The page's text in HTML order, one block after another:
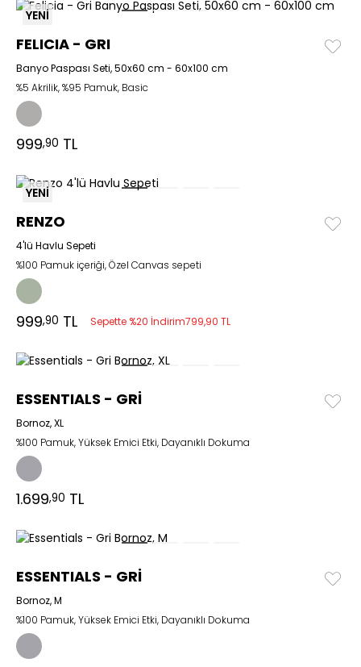
YENİ
FELICIA - GRI
Banyo Paspası Seti, 50x60 cm - 60x100 cm
%5 Akrilik, %95 Pamuk, Basic
999,90 TL
YENİ
RENZO
4'lü Havlu Sepeti
%100 Pamuk içeriği, Özel Canvas sepeti
999,90 TL Sepette %20 İndirim799,90 TL
ESSENTIALS - GRİ
Bornoz, XL
%100 Pamuk, Yüksek Emici Etki, Dayanıklı Dokuma
1.699,90 TL
ESSENTIALS - GRİ
Bornoz, M
%100 Pamuk, Yüksek Emici Etki, Dayanıklı Dokuma